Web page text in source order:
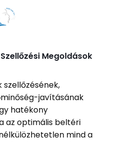
Megoldások
javításának
hatékony
az optimális beltéri
mind a